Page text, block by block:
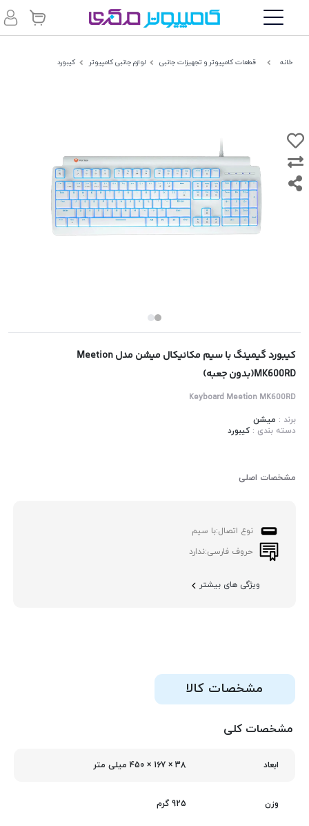
خانه قطعات کامپیوتر و تجهیزات جانبی لوازم جانبی کامپیوتر کیبورد
کیبورد گیمینگ با سیم مکانیکال میشن مدل Meetion
MK600RD(بدون جعبه)
Keyboard Meetion MK600RD
برند : میشن
دسته بندی :کیبورد
مشخصات اصلی
نوع اتصال:با سیم
حروف فارسی:ندارد
ویژگی های بیشتر
مشخصات کالا
مشخصات کلی
ابعاد 38 × 167 × 450 میلی متر
وزن 925 گرم